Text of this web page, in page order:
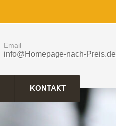
Email
info@Homepage-nach-Preis.de
KONTAKT